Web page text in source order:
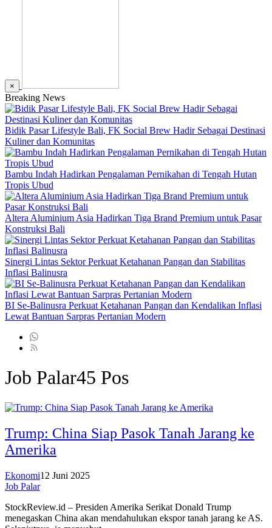
×
Breaking News
Bidik Pasar Lifestyle Bali, FK Social Brew Hadir Sebagai Destinasi
Kuliner dan Komunitas
Bambu Indah Hadirkan Pengalaman Pernikahan di Tengah Hutan
Tropis Ubud
Altera Aluminium Asia Hadirkan Tiga Brand Premium untuk Pasar
Konstruksi Bali
Sinergi Lintas Sektor Perkuat Ketahanan Pangan dan Stabilitas
Inflasi Balinusra
BI Se-Balinusra Perkuat Ketahanan Pangan dan Kendalikan Inflasi
Lewat Bantuan Sarpras Pertanian Modern
Job Palar45 Pos
Trump: China Siap Pasok Tanah Jarang ke
Amerika
Ekonomi12 Juni 2025
Job Palar
StockReview.id – Presiden Amerika Serikat Donald Trump
menegaskan China akan mendahulukan ekspor tanah jarang ke AS.